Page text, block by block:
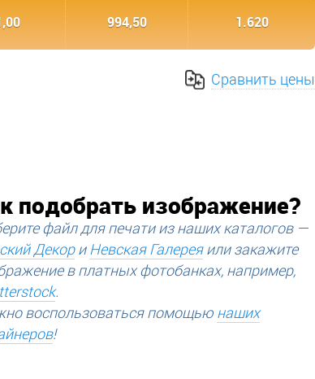
994,50 1.620
Сравнить цены
подобрать изображение?
файл для печати из наших каталогов —
ДекориНевская Галереяили закажите
в платных фотобанках, например,
.
воспользоваться помощью наших
!